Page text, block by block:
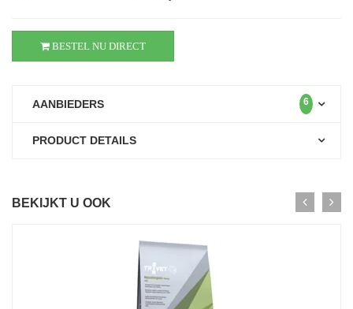
BESTEL NU DIRECT
AANBIEDERS 6
PRODUCT DETAILS
BEKIJKT U OOK